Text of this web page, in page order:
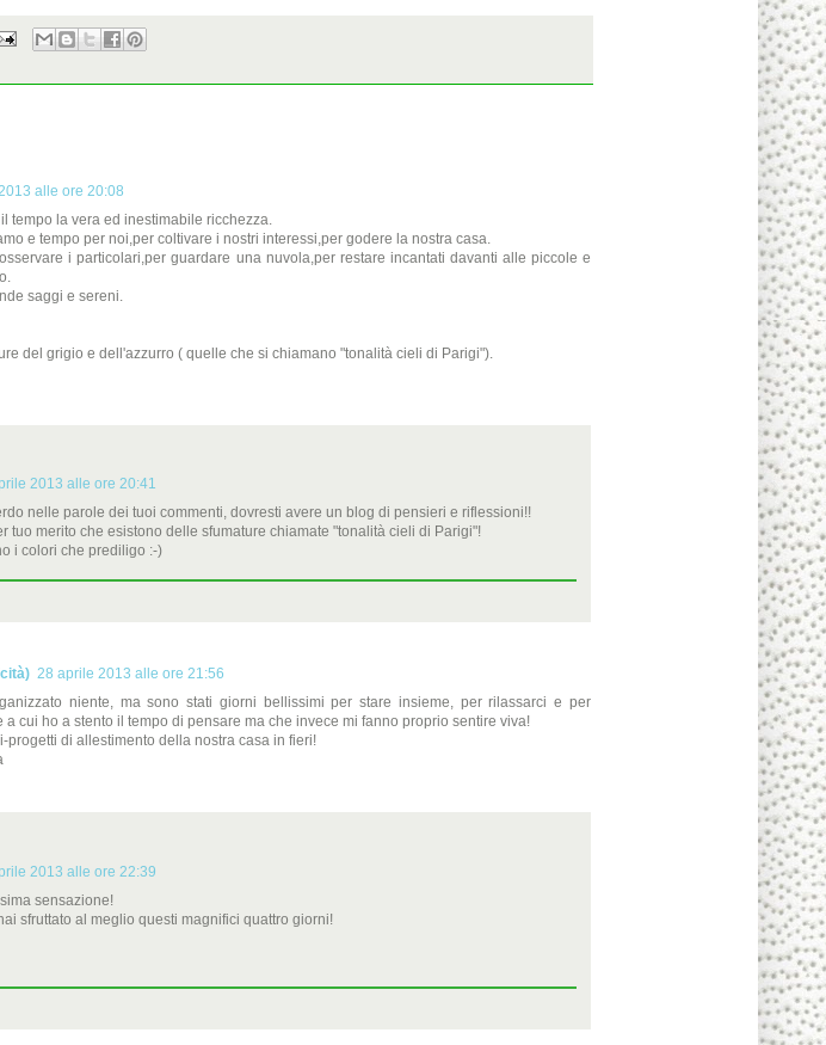
alle ore 20:08
tempo la vera ed inestimabile ricchezza.
e tempo per noi,per coltivare i nostri interessi,per godere la nostra casa.
i particolari,per guardare una nuvola,per restare incantati davanti alle piccole e
saggi e sereni.
del grigio e dell'azzurro ( quelle che si chiamano "tonalità cieli di Parigi").
2013 alle ore 20:41
nelle parole dei tuoi commenti, dovresti avere un blog di pensieri e riflessioni!!
tuo merito che esistono delle sfumature chiamate "tonalità cieli di Parigi"!
i colori che prediligo :-)
28 aprile 2013 alle ore 21:56
niente, ma sono stati giorni bellissimi per stare insieme, per rilassarci e per
cui ho a stento il tempo di pensare ma che invece mi fanno proprio sentire viva!
progetti di allestimento della nostra casa in fieri!
2013 alle ore 22:39
sensazione!
sfruttato al meglio questi magnifici quattro giorni!